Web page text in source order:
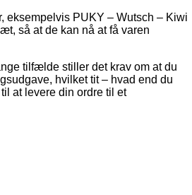
eksempelvis PUKY – Wutsch – Kiwi
så at de kan nå at få varen
tilfælde stiller det krav om at du
hvilket tit – hvad end du
at levere din ordre til et